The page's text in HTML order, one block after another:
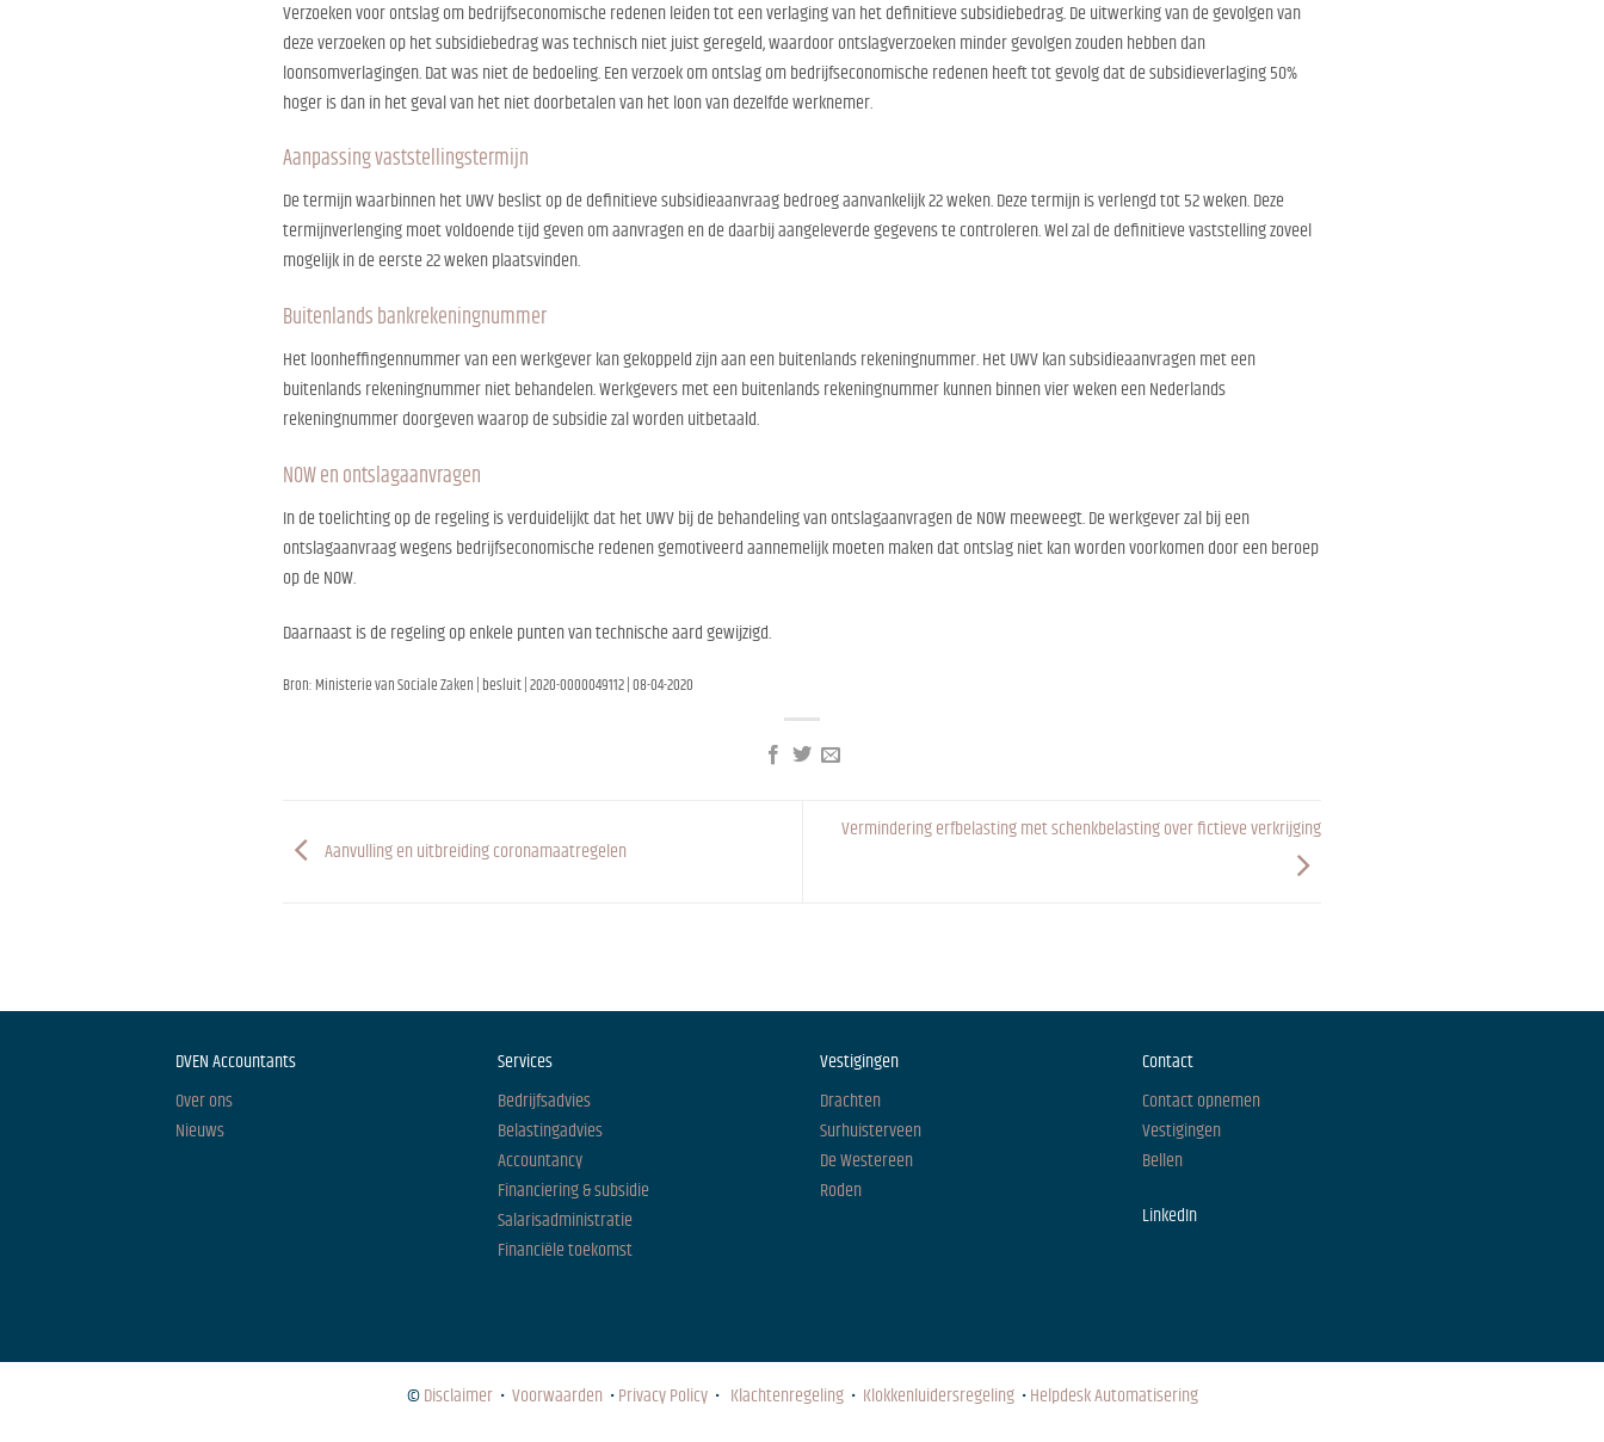
Verzoeken voor ontslag om bedrijfseconomische redenen leiden tot een verlaging van het definitieve subsidiebedrag. De uitwerking van de gevolgen van
deze verzoeken op het subsidiebedrag was technisch niet juist geregeld, waardoor ontslagverzoeken minder gevolgen zouden hebben dan
loonsomverlagingen. Dat was niet de bedoeling. Een verzoek om ontslag om bedrijfseconomische redenen heeft tot gevolg dat de subsidieverlaging 50%
hoger is dan in het geval van het niet doorbetalen van het loon van dezelfde werknemer.
Aanpassing vaststellingstermijn
De termijn waarbinnen het UWV beslist op de definitieve subsidieaanvraag bedroeg aanvankelijk 22 weken. Deze termijn is verlengd tot 52 weken. Deze
termijnverlenging moet voldoende tijd geven om aanvragen en de daarbij aangeleverde gegevens te controleren. Wel zal de definitieve vaststelling zoveel
mogelijk in de eerste 22 weken plaatsvinden.
Buitenlands bankrekeningnummer
Het loonheffingennummer van een werkgever kan gekoppeld zijn aan een buitenlands rekeningnummer. Het UWV kan subsidieaanvragen met een
buitenlands rekeningnummer niet behandelen. Werkgevers met een buitenlands rekeningnummer kunnen binnen vier weken een Nederlands
rekeningnummer doorgeven waarop de subsidie zal worden uitbetaald.
NOW en ontslagaanvragen
In de toelichting op de regeling is verduidelijkt dat het UWV bij de behandeling van ontslagaanvragen de NOW meeweegt. De werkgever zal bij een
ontslagaanvraag wegens bedrijfseconomische redenen gemotiveerd aannemelijk moeten maken dat ontslag niet kan worden voorkomen door een beroep
op de NOW.
Daarnaast is de regeling op enkele punten van technische aard gewijzigd.
Bron: Ministerie van Sociale Zaken | besluit | 2020-0000049112 | 08-04-2020
Aanvulling en uitbreiding coronamaatregelen
Vermindering erfbelasting met schenkbelasting over fictieve verkrijging
DVEN Accountants
Over ons
Nieuws
Services
Bedrijfsadvies
Belastingadvies
Accountancy
Financiering & subsidie
Salarisadministratie
Financiële toekomst
Vestigingen
Drachten
Surhuisterveen
De Westereen
Roden
Contact
Contact opnemen
Vestigingen
Bellen
LinkedIn
©Disclaimer• Voorwaarden •Privacy Policy• Klachtenregeling• Klokkenluidersregeling•Helpdesk Automatisering